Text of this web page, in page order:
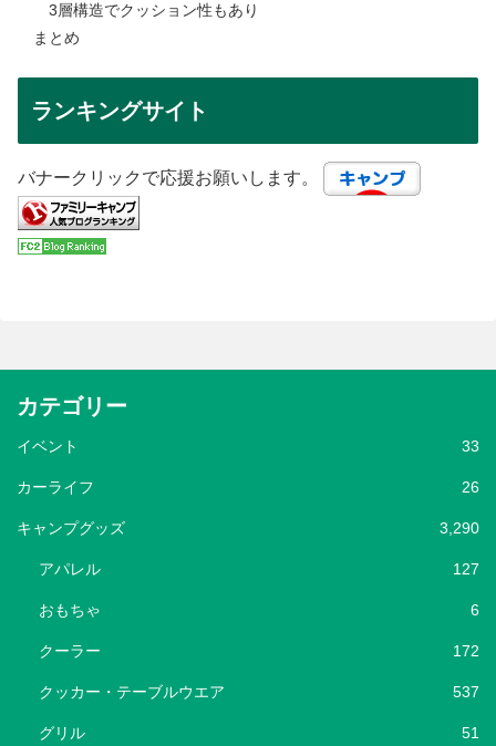
3層構造でクッション性もあり
まとめ
ランキングサイト
バナークリックで応援お願いします。
カテゴリー
イベント 33
カーライフ 26
キャンプグッズ 3,290
アパレル 127
おもちゃ 6
クーラー 172
クッカー・テーブルウエア 537
グリル 51